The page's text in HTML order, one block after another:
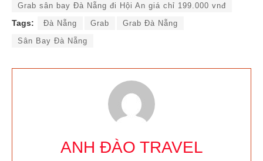
Grab sân bay Đà Nẵng đi Hội An giá chỉ 199.000 vnđ
Tags: Đà Nẵng Grab
Grab Đà Nẵng
Sân Bay Đà Nẵng
ANH ĐÀO TRAVEL